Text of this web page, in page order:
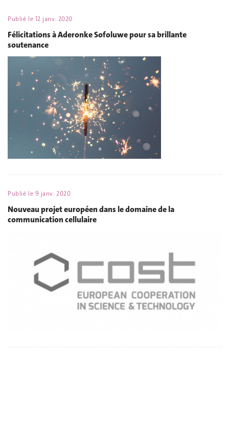
Publié le 12 janv. 2020
Félicitations à Aderonke Sofoluwe pour sa brillante
soutenance
Publié le 9 janv. 2020
Nouveau projet européen dans le domaine de la
communication cellulaire